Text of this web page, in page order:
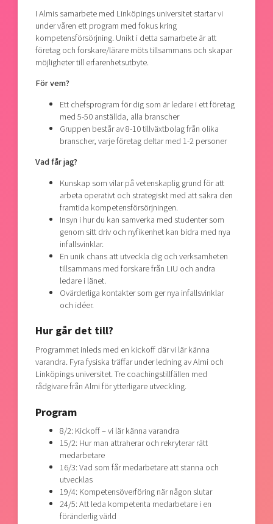
I Almis samarbete med Linköpings universitet startar vi
under våren ett program med fokus kring
kompetensförsörjning. Unikt i detta samarbete är att
företag och forskare/lärare möts tillsammans och skapar
möjligheter till erfarenhetsutbyte.
För vem?
Ett chefsprogram för dig som är ledare i ett företag
med 5-50 anställda, alla branscher
Gruppen består av 8-10 tillväxtbolag från olika
branscher, varje företag deltar med 1-2 personer
Vad får jag?
Kunskap som vilar på vetenskaplig grund för att
arbeta operativt och strategiskt med att säkra den
framtida kompetensförsörjningen.
Insyn i hur du kan samverka med studenter som
genom sitt driv och nyfikenhet kan bidra med nya
infallsvinklar.
En unik chans att utveckla dig och verksamheten
tillsammans med forskare från LiU och andra
ledare i länet.
Ovärderliga kontakter som ger nya infallsvinklar
och idéer.
Hur går det till?
Programmet inleds med en kickoff där vi lär känna
varandra. Fyra fysiska träffar under ledning av Almi och
Linköpings universitet. Tre coachingstillfällen med
rådgivare från Almi för ytterligare utveckling.
Program
8/2: Kickoff – vi lär känna varandra
15/2: Hur man attraherar och rekryterar rätt
medarbetare
16/3: Vad som får medarbetare att stanna och
utvecklas
19/4: Kompetensöverföring när någon slutar
24/5: Att leda kompetenta medarbetare i en
föränderlig värld